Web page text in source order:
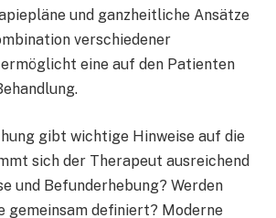
und ganzheitliche Ansätze
verschiedener
eine auf den Patienten
gibt wichtige Hinweise auf die
sich der Therapeut ausreichend
und Befunderhebung? Werden
gemeinsam definiert? Moderne